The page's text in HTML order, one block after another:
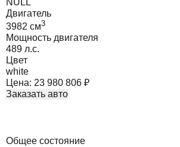
NULL
Двигатель
3982 cм3
Мощность двигателя
489 л.с.
Цвет
white
Цена: 23 980 806 ₽
Заказать авто
Общее состояние